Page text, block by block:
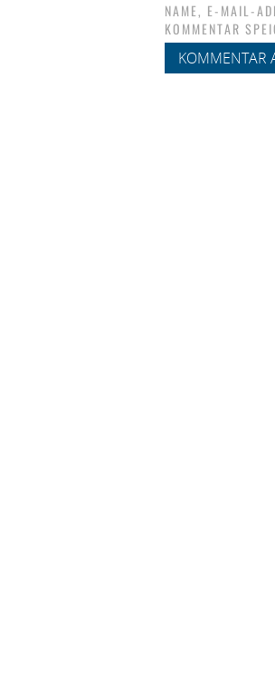
NAME, E-MAIL-
KOMMENTAR